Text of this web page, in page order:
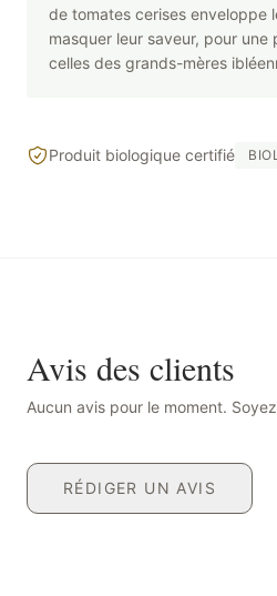
de tomates cerises enveloppe
masquer leur saveur, pour une
celles des grands-mères
Produit biologique certifié
Avis des clients
Aucun avis pour le moment.
RÉDIGER UN AVIS